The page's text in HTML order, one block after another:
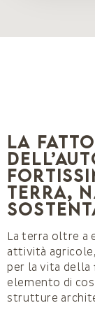
La
terra,
La terra oltre a
attività
per la vita della
elemento di
strutture